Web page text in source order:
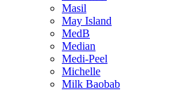
Masil
May Island
MedB
Median
Medi-Peel
Michelle
Milk Baobab